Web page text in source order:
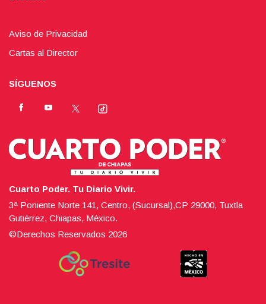
Aviso de Privacidad
Cartas al Director
SÍGUENOS
Cuarto Poder. Tu Diario Vivir.
3ª Poniente Norte 141, Centro, (Sucursal),CP 29000, Tuxtla
Gutiérrez, Chiapas, México.
©Derechos Reservados 2026